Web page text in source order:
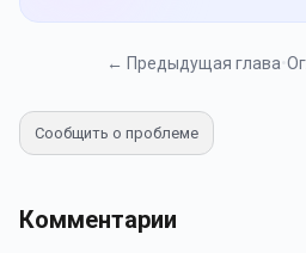
← Предыдущая глава•
Сообщить о проблеме
Комментарии